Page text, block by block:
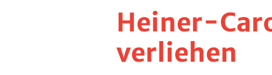
Heiner-
verliehen